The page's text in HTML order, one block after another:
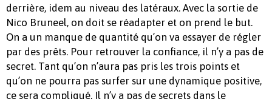
derrière, idem au niveau des latéraux. Avec la sortie de
Nico Bruneel, on doit se réadapter et on prend le but.
On a un manque de quantité qu’on va essayer de régler
par des prêts. Pour retrouver la confiance, il n’y a pas de
secret. Tant qu’on n’aura pas pris les trois points et
qu’on ne pourra pas surfer sur une dynamique positive,
ce sera compliqué. Il n’y a pas de secrets dans le